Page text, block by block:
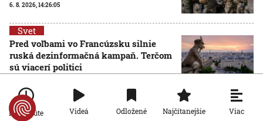
6. 8. 2026, 14:26:05
Svet
Pred voľbami vo Francúzsku silnie
ruská dezinformačná kampaň. Terčom
sú viacerí politici
Svet
Po 15 rokoch zadržali podozrivého z brutálnej vraždy v
Po minúte Videá Odložené Najčítanejšie Viac